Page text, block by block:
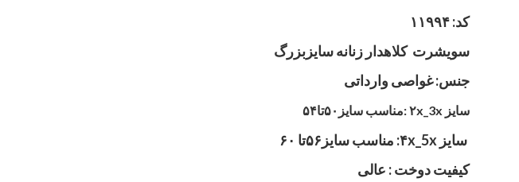
کد: ۱۱۹۹۴
سویشرت کلاهدار زنانه سایزبزرگ
جنس: غواصی وارداتی
سایز ۲x_3x :مناسب سایز۵۰تا۵۴
سایز ۴x_5x: مناسب سایز۵۶تا ۶۰
کیفیت دوخت : عالی